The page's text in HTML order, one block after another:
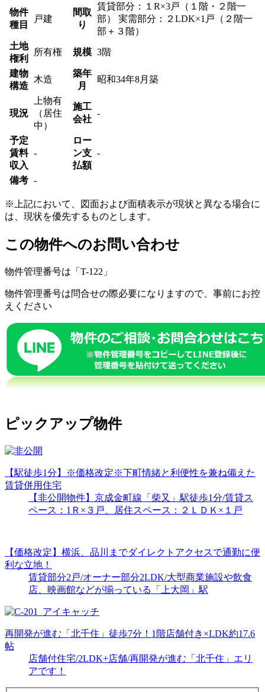
物件
種目
戸建
間取
り
賃貸部分：１R×3戸（１階・２階一
部） 実需部分：２LDK×1戸（２階一
部＋３階）
土地
権利
所有権 規模 3階
建物
構造
木造
築年
月
昭和34年8月築
現況
上物有
（居住
中）
施工
会社
-
予定
賃料
収入
-
ロー
ン支
払額
-
備考 -
※上記において、図面および面積表示が現状と異なる場合に
は、現状を優先するものとします。
この物件へのお問い合わせ
物件管理番号は「 T-122 」
物件管理番号は問合せの際必要になりますので、事前にお控
えください
ピックアップ物件
【駅徒歩1分】※価格改定※下町情緒と利便性を兼ね備えた
賃貸併用住宅
【非公開物件】京成金町線「柴又」駅徒歩1分/賃貸ス
ペース：1Ｒ×３戸、居住スペース：２ＬＤＫ×１戸
【価格改定】横浜、品川までダイレクトアクセスで通勤に便
利な立地！
賃貸部分2戸/オーナー部分2LDK/大型商業施設や飲食
店、映画館などが揃っている「上大岡」駅
再開発が進む「北千住」徒歩7分！1階店舗付き×LDK約17.6
帖
店舗付住宅/2LDK+店舗/再開発が進む「北千住」エリ
アです！